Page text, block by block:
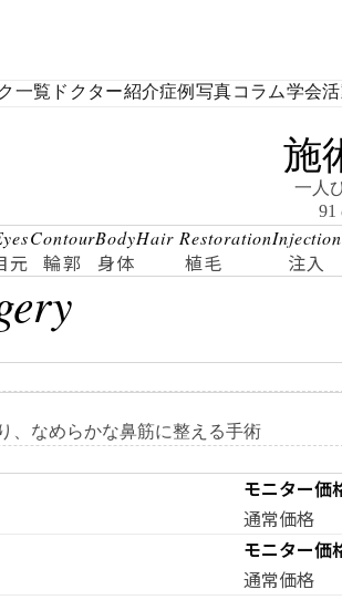
一覧 ドクター紹介症例写真コラム学会
施
一人
91
元
Contour
輪郭
Body
身体
Hair Restoration
植毛
Injection
注入
、なめらかな鼻筋に整える手術
モニター価
通常価格
モニター価
通常価格